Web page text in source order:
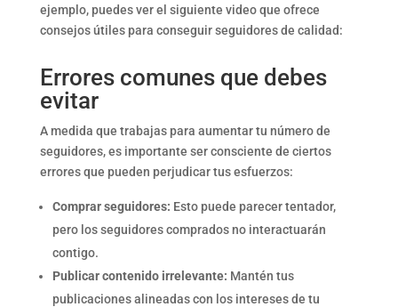
ejemplo, puedes ver el siguiente video que ofrece
consejos útiles para conseguir seguidores de calidad:
Errores comunes que debes
evitar
A medida que trabajas para aumentar tu número de
seguidores, es importante ser consciente de ciertos
errores que pueden perjudicar tus esfuerzos:
Comprar seguidores: Esto puede parecer tentador,
pero los seguidores comprados no interactuarán
contigo.
Publicar contenido irrelevante: Mantén tus
publicaciones alineadas con los intereses de tu